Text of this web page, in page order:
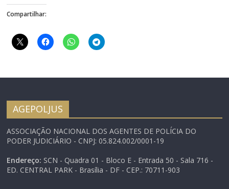
Compartilhar:
AGEPOLJUS
ASSOCIAÇÃO NACIONAL DOS AGENTES DE POLÍCIA DO
PODER JUDICIÁRIO - CNPJ: 05.824.002/0001-19
Endereço: SCN - Quadra 01 - Bloco E - Entrada 50 - Sala 716 -
ED. CENTRAL PARK - Brasília - DF - CEP.: 70711-903